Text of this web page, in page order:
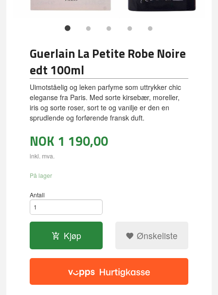
Guerlain La Petite Robe Noire
edt 100ml
Uimotståelig og leken parfyme som uttrykker chic
eleganse fra Paris. Med sorte kirsebær, moreller,
iris og sorte roser, sort te og vanilje er den en
sprudlende og forførende fransk duft.
NOK 1 190,00
inkl. mva.
På lager
Antall
Kjøp Ønskeliste